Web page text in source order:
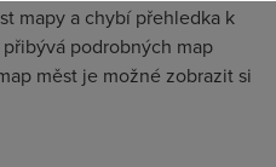
mapy a chybí přehledka k
podrobných map
měst je možné zobrazit si